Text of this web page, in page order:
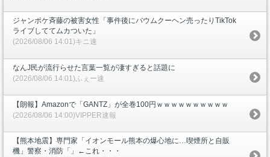
ジャンポケ斉藤の被害女性「事件後にバウムクーヘン売ったりTikTok
ライブしててムカついた」
(2026/08/06 14:01)キニ速
なんJ民が流行らせた言葉一覧が凄すぎると話題に
(2026/08/06 14:01)ふぇー速
【朗報】Amazonで「GANTZ」が全巻100円ｗｗｗｗｗｗｗｗｗｗ
(2026/08/06 14:00)VIPPER速報
【熊本地震】専門家「イオンモール熊本の爆心地に…喫煙所と自販
機」警察・消防「」←これ・・・